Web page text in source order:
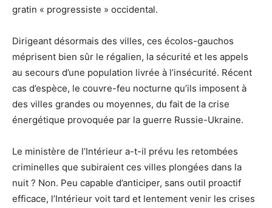
gratin « progressiste » occidental.
Dirigeant désormais des villes, ces écolos-gauchos
méprisent bien sûr le régalien, la sécurité et les appels
au secours d’une population livrée à l’insécurité. Récent
cas d’espèce, le couvre-feu nocturne qu’ils imposent à
des villes grandes ou moyennes, du fait de la crise
énergétique pro­voquée par la guerre Russie-Ukraine.
Le ministère de l’Intérieur a-t-il prévu les retombées
criminelles que subiraient ces villes plon­gées dans la
nuit ? Non. Peu capable d’anticiper, sans outil proactif
efficace, l’Intérieur voit tard et lentement venir les crises